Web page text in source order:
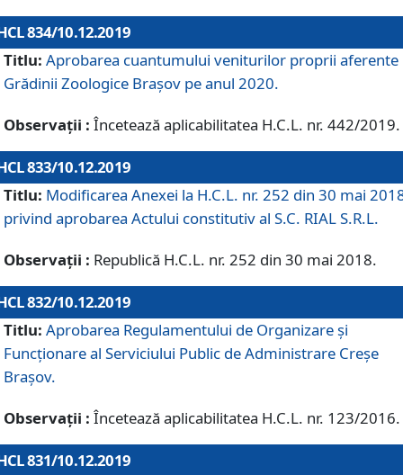
834/10.12.2019
Titlu: Aprobarea cuantumului veniturilor proprii aferente
Grădinii Zoologice Braşov pe anul 2020.
Observații : Încetează aplicabilitatea H.C.L. nr. 442/2019.
833/10.12.2019
Titlu: Modificarea Anexei la H.C.L. nr. 252 din 30 mai
privind aprobarea Actului constitutiv al S.C. RIAL S.R.L.
Observații : Republică H.C.L. nr. 252 din 30 mai 2018.
832/10.12.2019
Titlu: Aprobarea Regulamentului de Organizare și
Funcționare al Serviciului Public de Administrare Creșe
Brașov.
Observații : Încetează aplicabilitatea H.C.L. nr. 123/2016.
831/10.12.2019